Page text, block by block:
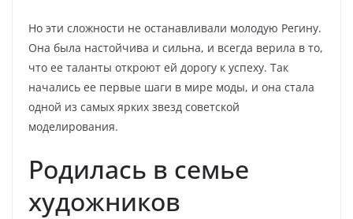
Но эти сложности не останавливали молодую Регину.
Она была настойчива и сильна, и всегда верила в то,
что ее таланты откроют ей дорогу к успеху. Так
начались ее первые шаги в мире моды, и она стала
одной из самых ярких звезд советской
моделирования.
Родилась в семье
художников